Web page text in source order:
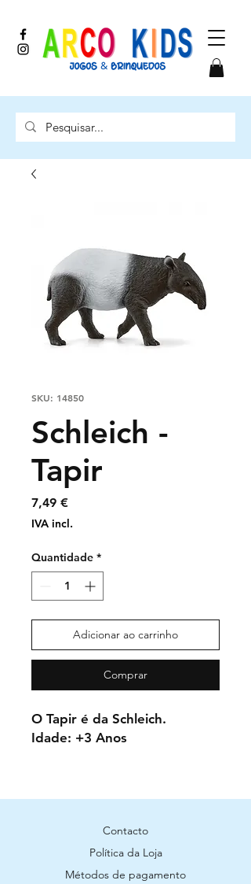
SKU: 14850
Schleich -
Tapir
7,49 €Preço
IVA incl.
Quantidade *
Adicionar ao carrinho
Comprar
O Tapir é da Schleich.
Idade: +3 Anos
Contacto
Política da Loja
Métodos de pagamento